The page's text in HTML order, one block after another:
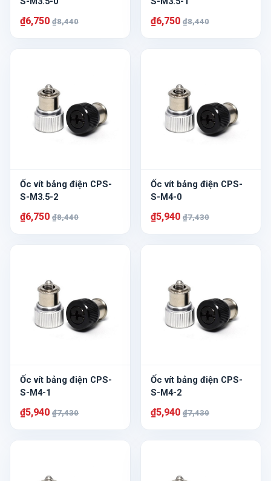
₫6,750 ₫8,440 ₫6,750 ₫8,440
Ốc vít bảng điện CPS-
S-M3.5-2
₫6,750 ₫8,440
Ốc vít bảng điện CPS-
S-M4-0
₫5,940 ₫7,430
Ốc vít bảng điện CPS-
S-M4-1
₫5,940 ₫7,430
Ốc vít bảng điện CPS-
S-M4-2
₫5,940 ₫7,430